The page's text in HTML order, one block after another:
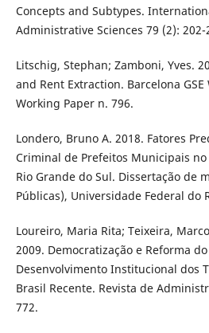
Concepts and Subtypes.
Administrative Sciences 79 (2): 202-
Litschig, Stephan; Zamboni, Yves.
and Rent Extraction. Barcelona
Working Paper n. 796.
Londero, Bruno A. 2018. Fatores
Criminal de Prefeitos Municipais
Rio Grande do Sul. Dissertação de
Públicas), Universidade Federal do
Loureiro, Maria Rita; Teixeira,
2009. Democratização e Reforma
Desenvolvimento Institucional dos
Brasil Recente. Revista de
772.